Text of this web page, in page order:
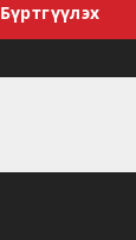
Бүртгүүлэх